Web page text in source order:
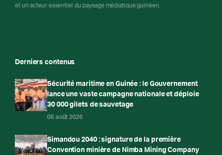
et un acteur essentiel du paysage médiatique guinéen.
Derniers contenus
Sécurité maritime en Guinée : le Gouvernement
lance une vaste campagne nationale et déploie
30 000 gilets de sauvetage
06 août 2026
Simandou 2040 : signature de la première
Convention minière de Nimba Mining Company